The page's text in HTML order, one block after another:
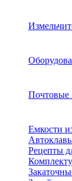
Почтовые
Емкости
Рецепты